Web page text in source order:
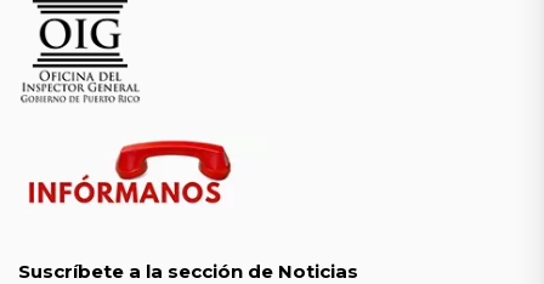
Suscríbete a la sección de Noticias